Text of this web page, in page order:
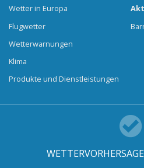
Wetter in Europa
Flugwetter
Wetterwarnungen
Klima
Produkte und Dienstleistungen